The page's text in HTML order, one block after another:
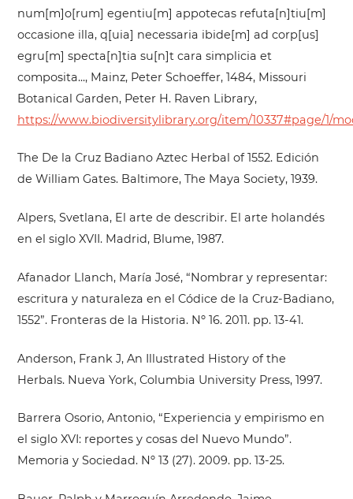
num[m]o[rum] egentiu[m] appotecas refuta[n]tiu[m]
occasione illa, q[uia] necessaria ibide[m] ad corp[us]
egru[m] specta[n]tia su[n]t cara simplicia et
composita..., Mainz, Peter Schoeffer, 1484, Missouri
Botanical Garden, Peter H. Raven Library,
https://www.biodiversitylibrary.org/item/10337#page/1/
The De la Cruz Badiano Aztec Herbal of 1552. Edición
de William Gates. Baltimore, The Maya Society, 1939.
Alpers, Svetlana, El arte de describir. El arte holandés
en el siglo XVII. Madrid, Blume, 1987.
Afanador Llanch, María José, “Nombrar y representar:
escritura y naturaleza en el Códice de la Cruz-Badiano,
1552”. Fronteras de la Historia. Nº 16. 2011. pp. 13-41.
Anderson, Frank J, An Illustrated History of the
Herbals. Nueva York, Columbia University Press, 1997.
Barrera Osorio, Antonio, “Experiencia y empirismo en
el siglo XVI: reportes y cosas del Nuevo Mundo”.
Memoria y Sociedad. Nº 13 (27). 2009. pp. 13-25.